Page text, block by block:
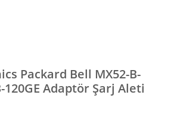
Packard Bell MX52-B-
120GE Adaptör Şarj Aleti